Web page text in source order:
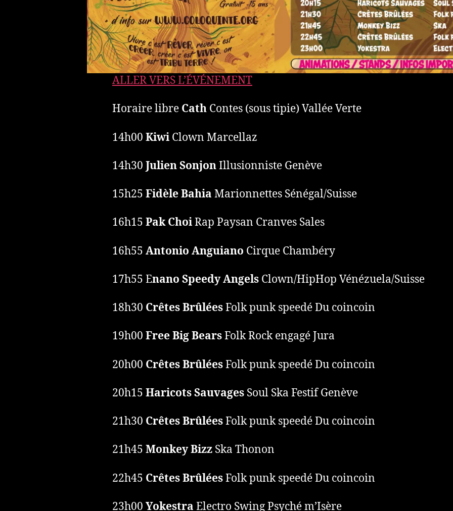
ALLER VERS L’ÉVÉNEMENT
Horaire libre Cath Contes (sous tipie) Vallée Verte
14h00 Kiwi Clown Marcellaz
14h30 Julien SonjonIllusionniste Genève
15h25 Fidèle Bahia Marionnettes Sénégal/Suisse
16h15 Pak ChoiRap Paysan Cranves Sales
16h55 Antonio Anguiano Cirque Chambéry
17h55 Enano Speedy Angels Clown/HipHop Vénézuela/Suisse
18h30 Crêtes BrûléesFolk punk speedé Du coincoin
19h00 Free Big BearsFolk Rock engagé Jura
20h00 Crêtes BrûléesFolk punk speedé Du coincoin
20h15 Haricots Sauvages Soul Ska Festif Genève
21h30 Crêtes BrûléesFolk punk speedé Du coincoin
21h45 Monkey Bizz Ska Thonon
22h45 Crêtes BrûléesFolk punk speedé Du coincoin
23h00 Yokestra Electro Swing Psyché m’Isère